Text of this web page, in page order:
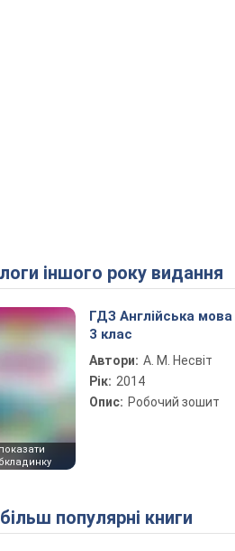
іншого року видання
показати
ГДЗ Англійська мова
3 клас
Автори: А. М. Несвіт
Рік: 2014
Опис: Робочий зошит
популярні книги